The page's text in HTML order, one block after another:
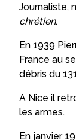
Journaliste,
chrétien.
En 1939
France au
débris du
A Nice il
les armes.
En janvier